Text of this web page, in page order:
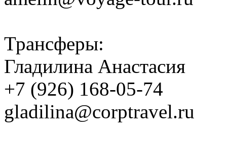
Трансферы:
Гладилина Анастасия
+7 (926) 168-05-74
gladilina@corptravel.ru